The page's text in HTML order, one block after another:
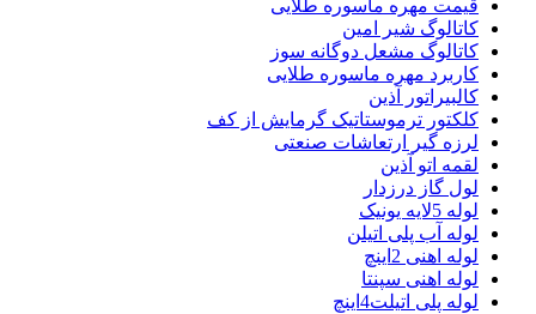
قیمت مهره ماسوره طلایی
کاتالوگ شیر امین
کاتالوگ مشعل دوگانه سوز
کاربرد مهره ماسوره طلایی
کالبیراتور آذین
کلکتور ترموستاتیک گرمایش از کف
لرزه گیر ارتعاشات صنعتی
لقمه اتو آذین
لول گاز درزدار
لوله 5لایه یونیک
لوله آب پلی اتیلن
لوله اهنی 2اینچ
لوله اهنی سپنتا
لوله پلی اتیلت4اینچ